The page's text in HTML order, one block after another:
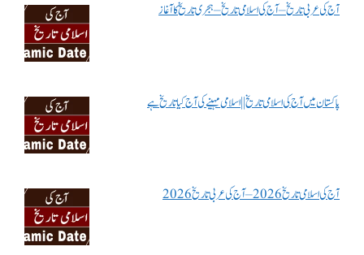
آج کی عربی تاریخ – آج کی اسلامی تاریخ – ہجری تاریخ کا آغاز
پاکستان میں آج کی اسلامی تاریخ || اسلامی مہینے کی آج کیا تاریخ ہے
آج کی اسلامی تاریخ 2026 – آج کی عربی تاریخ 2026